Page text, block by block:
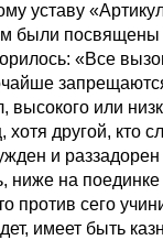
уставу
были посвящены
«Все
высокого или
хотя другой, кто
и
ниже на
против сего
имеет быть